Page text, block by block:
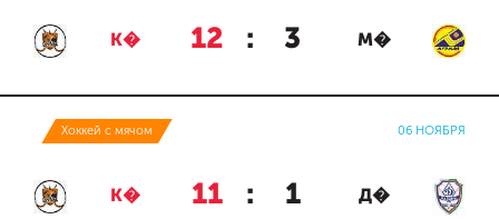
К� 12 : 3 М�
Хоккей с мячом 06 НОЯБРЯ
К� 11 : 1 Д�